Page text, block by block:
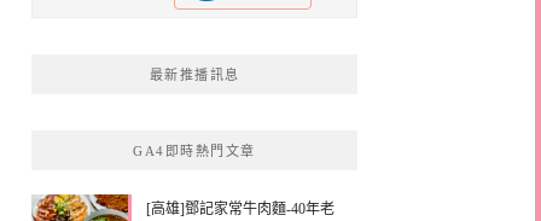
最新推播訊息
GA4即時熱門文章
[高雄]鄧記家常牛肉麵-40年老